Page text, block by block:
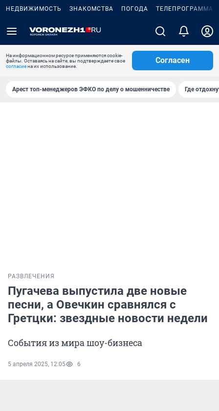
НЕДВИЖИМОСТЬ ЗНАКОМСТВА ПОГОДА ТЕЛЕПРОГРАММА
На информационном ресурсе применяются cookie-
файлы. Оставаясь на сайте, вы подтверждаете свое
согласиена их использование.
Согласен
Арест топ-менеджеров ЭФКО по делу о мошенничестве Где
РАЗВЛЕЧЕНИЯ
Пугачева выпустила две новые
песни, а Овечкин сравнялся с
Гретцки: звездные новости недели
События из мира шоу-бизнеса
5 апреля 2025, 12:05 6